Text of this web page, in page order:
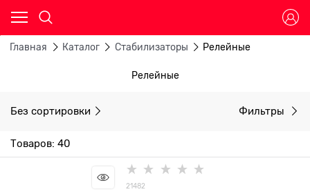
Главная Каталог Стабилизаторы Релейные
Релейные
Без сортировки Фильтры
Товаров: 40
21482